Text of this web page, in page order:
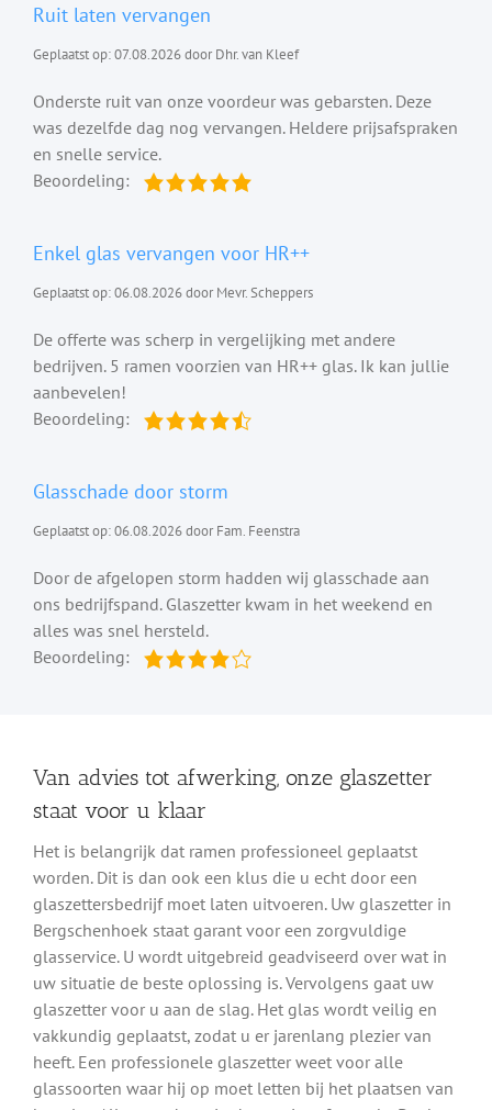
Ruit laten vervangen
Geplaatst op: 07.08.2026 door Dhr. van Kleef
Onderste ruit van onze voordeur was gebarsten. Deze
was dezelfde dag nog vervangen. Heldere prijsafspraken
en snelle service.
Beoordeling:
Enkel glas vervangen voor HR++
Geplaatst op: 06.08.2026 door Mevr. Scheppers
De offerte was scherp in vergelijking met andere
bedrijven. 5 ramen voorzien van HR++ glas. Ik kan jullie
aanbevelen!
Beoordeling:
Glasschade door storm
Geplaatst op: 06.08.2026 door Fam. Feenstra
Door de afgelopen storm hadden wij glasschade aan
ons bedrijfspand. Glaszetter kwam in het weekend en
alles was snel hersteld.
Beoordeling:
Van advies tot afwerking, onze glaszetter
staat voor u klaar
Het is belangrijk dat ramen professioneel geplaatst
worden. Dit is dan ook een klus die u echt door een
glaszettersbedrijf moet laten uitvoeren. Uw glaszetter in
Bergschenhoek staat garant voor een zorgvuldige
glasservice. U wordt uitgebreid geadviseerd over wat in
uw situatie de beste oplossing is. Vervolgens gaat uw
glaszetter voor u aan de slag. Het glas wordt veilig en
vakkundig geplaatst, zodat u er jarenlang plezier van
heeft. Een professionele glaszetter weet voor alle
glassoorten waar hij op moet letten bij het plaatsen van